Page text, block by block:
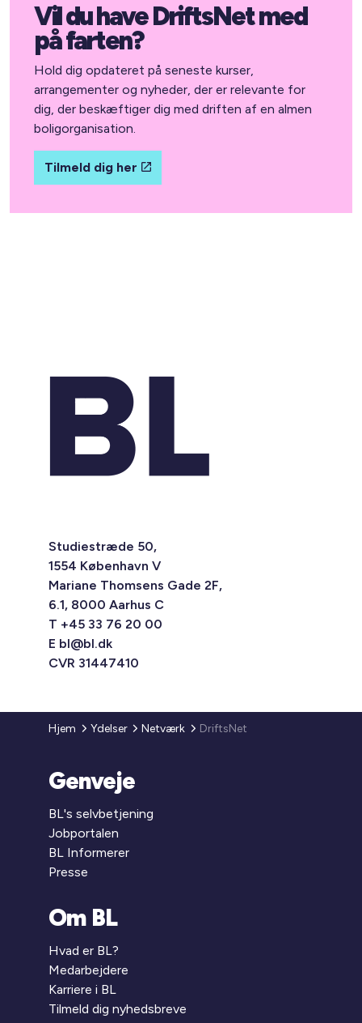
Vil du have DriftsNet med
på farten?
Hold dig opdateret på seneste kurser,
arrangementer og nyheder, der er relevante for
dig, der beskæftiger dig med driften af en almen
boligorganisation.
Tilmeld dig her
Studiestræde 50,
1554 København V
Mariane Thomsens Gade 2F,
6.1, 8000 Aarhus C
T +45 33 76 20 00
E bl@bl.dk
CVR 31447410
Hjem Ydelser Netværk DriftsNet
Genveje
BL's selvbetjening
Jobportalen
BL Informerer
Presse
Om BL
Hvad er BL?
Medarbejdere
Karriere i BL
Tilmeld dig nyhedsbreve